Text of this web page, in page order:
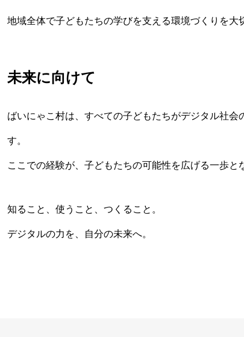
地域全体で子どもたちの学びを支える環境づくりを大
未来に向けて
ばいにゃこ村は、すべての子どもたちがデジタル社
す。
ここでの経験が、子どもたちの可能性を広げる一歩と
知ること、使うこと、つくること。
デジタルの力を、自分の未来へ。